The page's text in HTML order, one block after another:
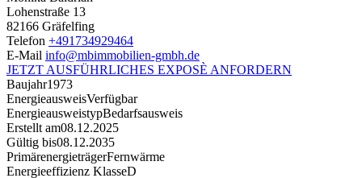
Lohenstraße 13
82166 Gräfelfing
Telefon +491734929464
E-Mail info@mbimmobilien-gmbh.de
JETZT AUSFÜHRLICHES EXPOSÈ ANFORDERN
Baujahr1973
EnergieausweisVerfügbar
Energie­ausweistypBedarfsausweis
Erstellt am08.12.2025
Gültig bis08.12.2035
PrimärenergieträgerFernwärme
Energieeffizienz KlasseD